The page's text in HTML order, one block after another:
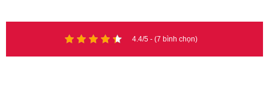
4.4/5 - (7 bình chọn)